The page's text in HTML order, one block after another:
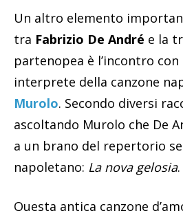
Un altro elemento
tra Fabrizio De André e la
partenopea è l’incontro
interprete della canzone
Murolo. Secondo diversi
ascoltando Murolo che De
a un brano del repertorio
napoletano: La nova gelosia.
Questa antica canzone